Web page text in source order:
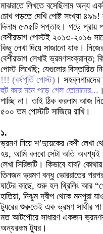
মাঝরাতে লিখতে বসেছিলাম অন্য
চোখ পড়তে দেখি পোষ্ট সংখ্যা ৪৯৯!
দিলাম ৫৩৫টি সপ্তাহ। গড়ে প্রায়
বেশীরভাগ পোস্টই ২০১৩-২০১৬
কিছু লেখা দিয়ে সাজানো যাক।
বেশীরভাগ লেখাই ভ্রমণসংক্রান্ত;
পোস্ট লিখেছি; যেগুলোর বিস্তারিত
!!! (বর্ষপূর্তি পোস্ট) । সহব্লগারদের
হুট করে মনে পড়ে গেল তোমাদের...
পাচ্ছি না। তাই ঠিক করলাম আজ
৫০০ তম পোস্টটি সাজিয়ে রাখি।
১.
ভ্রমণ নিয়ে শ’দুয়েকের বেশী লেখা
হয়, আমি বলবো সেটা অতি অবশ্যই
লেখা সিরিজটি। কিভাবে যাব?
তিনজন ভ্রমণ বন্ধু ভোররাতের পরপর
ঘাটের কাছে, শুরু হল থ্রিলিং আর
হাতিয়া, নিঝুম দ্বীপ থেকে মনপুরা
ট্যুরের শুরুতেই এক ভ্রমণ সাথীর পা
মত আটপৌরে সাধারণ একজন
অন্যরকম ট্যুর।